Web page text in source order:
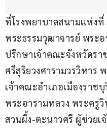
ที่โรงพยาบาลสนามแห่งที่
พระธรรมวุฒาจารย์ พระ
ปรึกษาเจ้าคณะจังหวัดรา
ศรีสุริยวงศารามวรวิหาร
เจ้าคณะอำเภอเมืองราช
พระอารามหลวง พระครู
สวนผึ้ง-ตะนาวศรี ผู้ช่วยเ